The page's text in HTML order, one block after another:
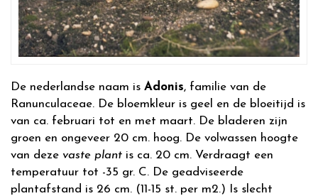
De nederlandse naam is Adonis, familie van de
Ranunculaceae. De bloemkleur is geel en de bloeitijd is
van ca. februari tot en met maart. De bladeren zijn
groen en ongeveer 20 cm. hoog. De volwassen hoogte
van deze vaste plant is ca. 20 cm. Verdraagt een
temperatuur tot -35 gr. C. De geadviseerde
plantafstand is 26 cm. (11-15 st. per m2.) Is slecht